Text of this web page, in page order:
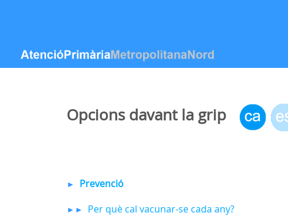
Opcions davant la grip
► Prevenció
►► Per què cal vacunar-se cada any?